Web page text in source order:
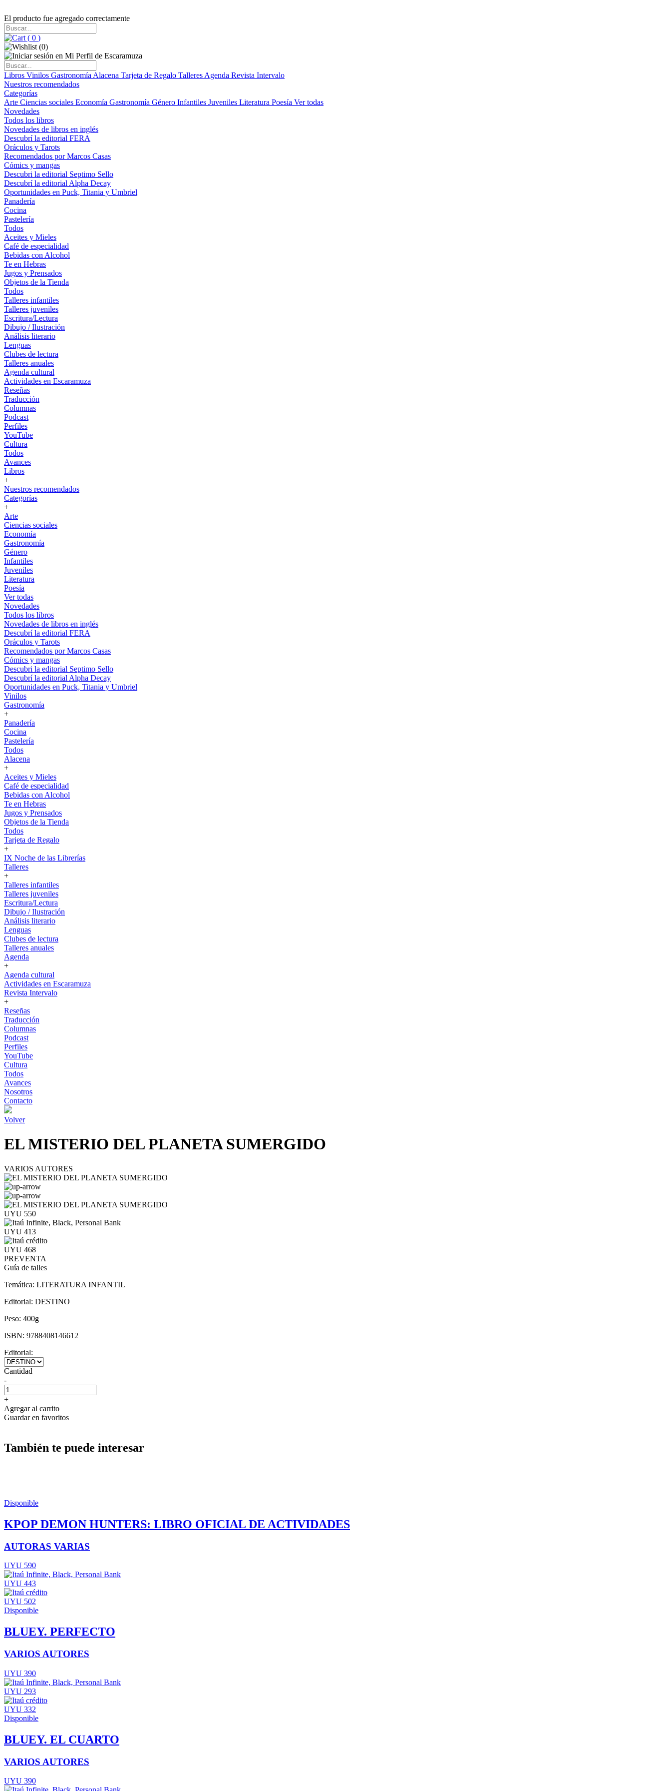
El producto fue agregado correctamente
( 0 )
(0)
Libros Vinilos Gastronomía Alacena Tarjeta de Regalo Talleres Agenda Revista Intervalo
Nuestros recomendados
Categorías
Arte Ciencias sociales Economía Gastronomía Género Infantiles Juveniles Literatura Poesía Ver todas
Novedades
Todos los libros
Novedades de libros en inglés
Descubrí la editorial FERA
Oráculos y Tarots
Recomendados por Marcos Casas
Cómics y mangas
Descubri la editorial Septimo Sello
Descubrí la editorial Alpha Decay
Oportunidades en Puck, Titania y Umbriel
Panadería
Cocina
Pastelería
Todos
Aceites y Mieles
Café de especialidad
Bebidas con Alcohol
Te en Hebras
Jugos y Prensados
Objetos de la Tienda
Todos
Talleres infantiles
Talleres juveniles
Escritura/Lectura
Dibujo / Ilustración
Análisis literario
Lenguas
Clubes de lectura
Talleres anuales
Agenda cultural
Actividades en Escaramuza
Reseñas
Traducción
Columnas
Podcast
Perfiles
YouTube
Cultura
Todos
Avances
Libros
+
Nuestros recomendados
Categorías
+
Arte
Ciencias sociales
Economía
Gastronomía
Género
Infantiles
Juveniles
Literatura
Poesía
Ver todas
Novedades
Todos los libros
Novedades de libros en inglés
Descubrí la editorial FERA
Oráculos y Tarots
Recomendados por Marcos Casas
Cómics y mangas
Descubri la editorial Septimo Sello
Descubrí la editorial Alpha Decay
Oportunidades en Puck, Titania y Umbriel
Vinilos
Gastronomía
+
Panadería
Cocina
Pastelería
Todos
Alacena
+
Aceites y Mieles
Café de especialidad
Bebidas con Alcohol
Te en Hebras
Jugos y Prensados
Objetos de la Tienda
Todos
Tarjeta de Regalo
+
IX Noche de las Librerías
Talleres
+
Talleres infantiles
Talleres juveniles
Escritura/Lectura
Dibujo / Ilustración
Análisis literario
Lenguas
Clubes de lectura
Talleres anuales
Agenda
+
Agenda cultural
Actividades en Escaramuza
Revista Intervalo
+
Reseñas
Traducción
Columnas
Podcast
Perfiles
YouTube
Cultura
Todos
Avances
Nosotros
Contacto
Volver
EL MISTERIO DEL PLANETA SUMERGIDO
VARIOS AUTORES
UYU 550
UYU 413
UYU 468
PREVENTA
Guía de talles
Temática: LITERATURA INFANTIL
Editorial: DESTINO
Peso: 400g
ISBN: 9788408146612
Editorial:
Cantidad
-
+
Agregar al carrito
Guardar en favoritos
También te puede interesar
Disponible
KPOP DEMON HUNTERS: LIBRO OFICIAL DE ACTIVIDADES
AUTORAS VARIAS
UYU 590
UYU 443
UYU 502
Disponible
BLUEY. PERFECTO
VARIOS AUTORES
UYU 390
UYU 293
UYU 332
Disponible
BLUEY. EL CUARTO
VARIOS AUTORES
UYU 390